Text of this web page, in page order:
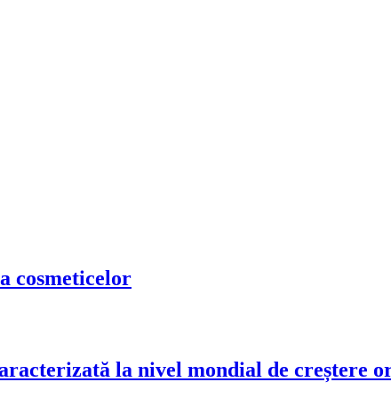
cosmeticelor
la nivel mondial de creștere